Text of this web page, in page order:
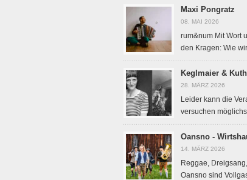
Maxi Pongratz
08. MAI 2026
rum&num Mit Wort
den Kragen: Wie
Keglmaier &
28. MÄRZ 2026
Leider kann die
versuchen
Oansno -
14. MÄRZ 2026
Reggae,
Oansno sind